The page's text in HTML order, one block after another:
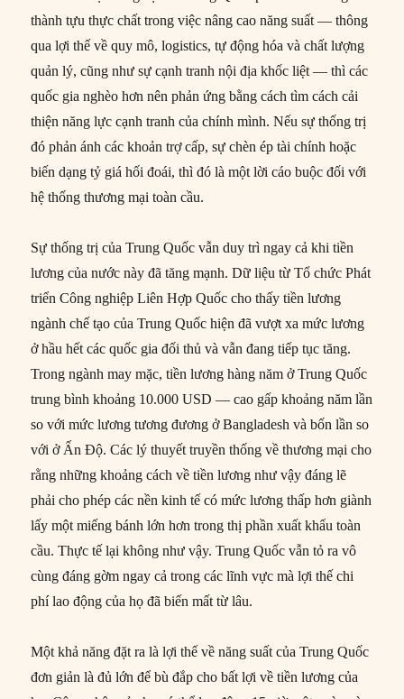
thành tựu thực chất trong việc nâng cao năng suất — thông
qua lợi thế về quy mô, logistics, tự động hóa và chất lượng
quản lý, cũng như sự cạnh tranh nội địa khốc liệt — thì các
quốc gia nghèo hơn nên phản ứng bằng cách tìm cách cải
thiện năng lực cạnh tranh của chính mình. Nếu sự thống trị
đó phản ánh các khoản trợ cấp, sự chèn ép tài chính hoặc
biến dạng tỷ giá hối đoái, thì đó là một lời cáo buộc đối với
hệ thống thương mại toàn cầu.
Sự thống trị của Trung Quốc vẫn duy trì ngay cả khi tiền
lương của nước này đã tăng mạnh. Dữ liệu từ Tổ chức Phát
triển Công nghiệp Liên Hợp Quốc cho thấy tiền lương
ngành chế tạo của Trung Quốc hiện đã vượt xa mức lương
ở hầu hết các quốc gia đối thủ và vẫn đang tiếp tục tăng.
Trong ngành may mặc, tiền lương hàng năm ở Trung Quốc
trung bình khoảng 10.000 USD — cao gấp khoảng năm lần
so với mức lương tương đương ở Bangladesh và bốn lần so
với ở Ấn Độ. Các lý thuyết truyền thống về thương mại cho
rằng những khoảng cách về tiền lương như vậy đáng lẽ
phải cho phép các nền kinh tế có mức lương thấp hơn giành
lấy một miếng bánh lớn hơn trong thị phần xuất khẩu toàn
cầu. Thực tế lại không như vậy. Trung Quốc vẫn tỏ ra vô
cùng đáng gờm ngay cả trong các lĩnh vực mà lợi thế chi
phí lao động của họ đã biến mất từ lâu.
Một khả năng đặt ra là lợi thế về năng suất của Trung Quốc
đơn giản là đủ lớn để bù đắp cho bất lợi về tiền lương của